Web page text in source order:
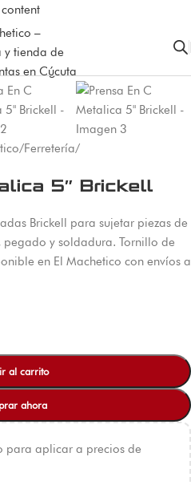
/Ferretería/
5″ Brickell
Brickell para sujetar piezas de
y soldadura. Tornillo de
en El Machetico con envíos a
al carrito
ahora
para aplicar a precios de